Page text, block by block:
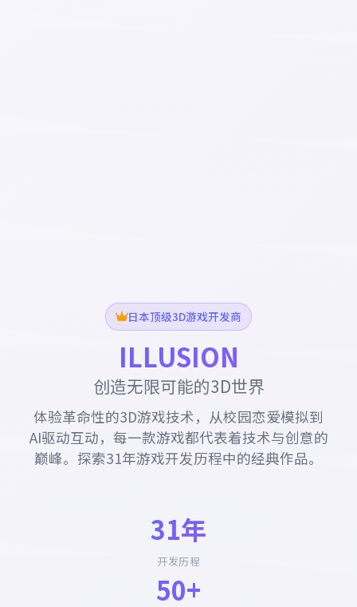
日本顶级3D游戏开发商
ILLUSION
创造无限可能的3D世界
体验革命性的3D游戏技术，从校园恋爱模拟到
AI驱动互动，每一款游戏都代表着技术与创意的
巅峰。探索31年游戏开发历程中的经典作品。
31年
开发历程
50+